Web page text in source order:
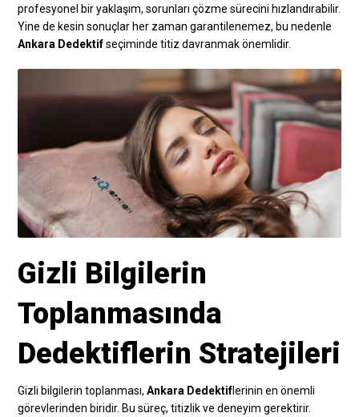
profesyonel bir yaklaşım, sorunları çözme sürecini hızlandırabilir.
Yine de kesin sonuçlar her zaman garantilenemez, bu nedenle
Ankara Dedektifseçiminde titiz davranmak önemlidir.
Gizli Bilgilerin
Toplanmasında
Dedektiflerin Stratejileri
Gizli bilgilerin toplanması,Ankara Dedektiflerinin en önemli
görevlerinden biridir. Bu süreç, titizlik ve deneyim gerektirir.